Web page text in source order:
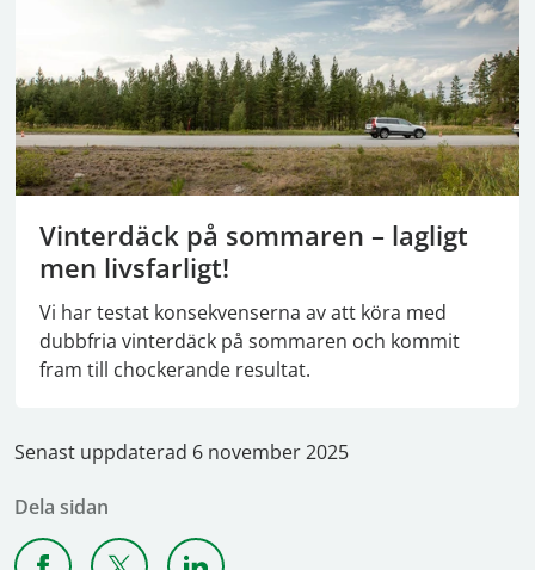
Vinterdäck på sommaren – lagligt
men livsfarligt!
Vi har testat konsekvenserna av att köra med
dubbfria vinterdäck på sommaren och kommit
fram till chockerande resultat.
Senast uppdaterad 6 november 2025
Dela sidan